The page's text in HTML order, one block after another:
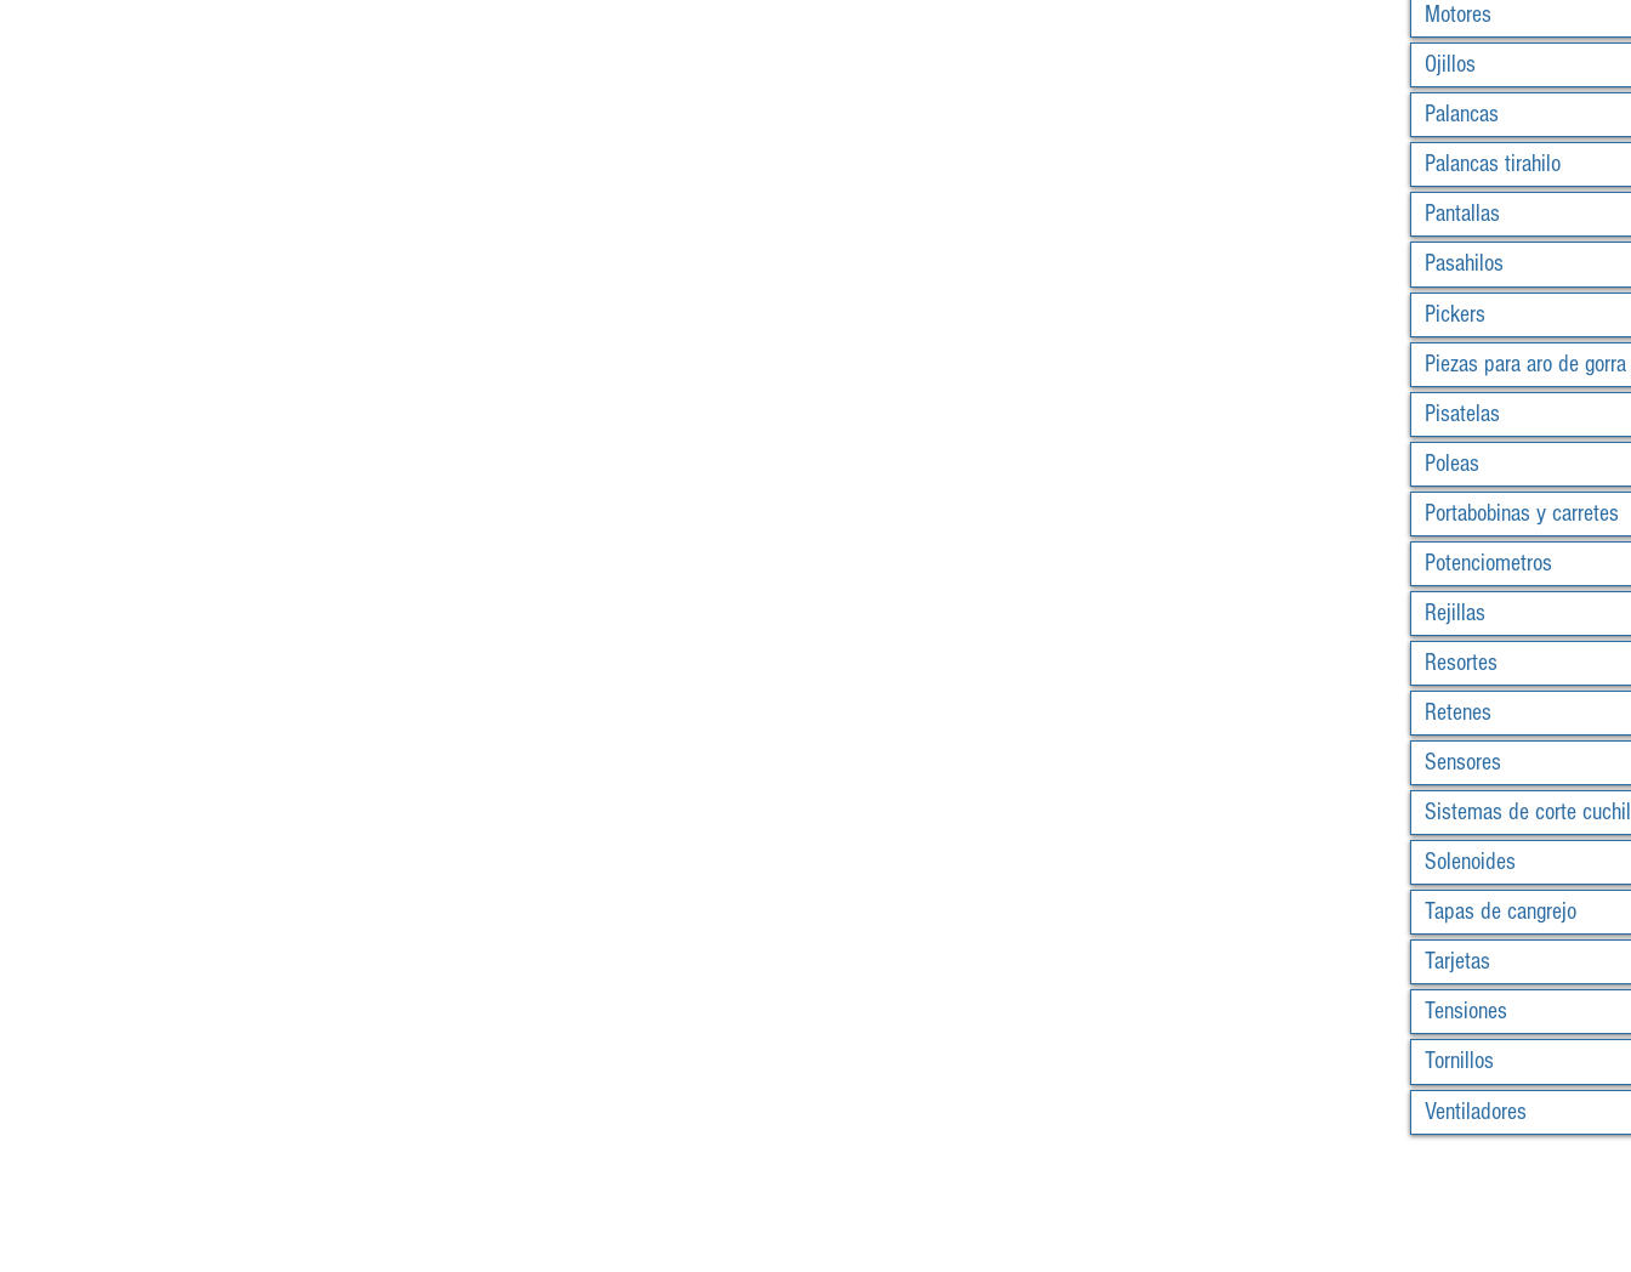
Motores
Ojillos
Palancas
Palancas tirahilo
Pantallas
Pasahilos
Pickers
Piezas para aro de gorra
Pisatelas
Poleas
Portabobinas y carretes
Potenciometros
Rejillas
Resortes
Retenes
Sensores
Sistemas de corte
Solenoides
Tapas de cangrejo
Tarjetas
Tensiones
Tornillos
Ventiladores